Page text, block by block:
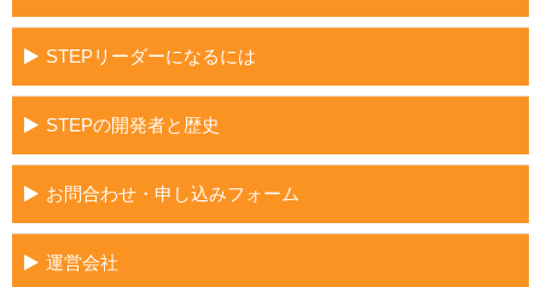
STEPリーダーになるには
STEPの開発者と歴史
お問合わせ・申し込みフォーム
運営会社